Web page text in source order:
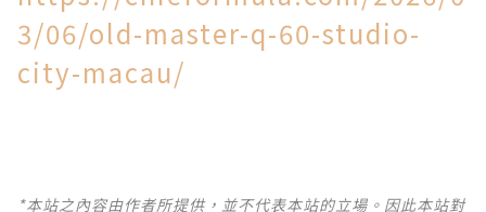
3/06/old-master-q-60-studio-
city-macau/
*本站之內容由作者所提供，並不代表本站的立場。因此本站對